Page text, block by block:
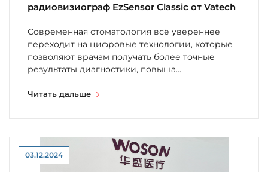
радиовизиограф EzSensor Classic от Vatech
Современная стоматология всё увереннее
переходит на цифровые технологии, которые
позволяют врачам получать более точные
результаты диагностики, повыша...
Читать дальше
03.12.2024